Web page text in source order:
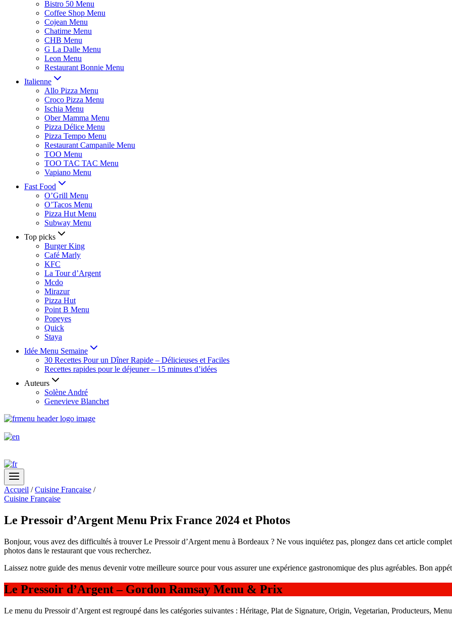
Bistro 50 Menu
Coffee Shop Menu
Cojean Menu
Chatime Menu
CHB Menu
G La Dalle Menu
Leon Menu
Restaurant Bonnie Menu
Italienne
Allo Pizza Menu
Croco Pizza Menu
Ischia Menu
Ober Mamma Menu
Pizza Délice Menu
Pizza Tempo Menu
Restaurant Campanile Menu
TOO Menu
TOO TAC TAC Menu
Vapiano Menu
Fast Food
O’Grill Menu
O’Tacos Menu
Pizza Hut Menu
Subway Menu
Top picks
Burger King
Café Marly
KFC
La Tour d’Argent
Mcdo
Mirazur
Pizza Hut
Point B Menu
Popeyes
Quick
Staya
Idée Menu Semaine
30 Recettes Pour un Dîner Rapide – Délicieuses et Faciles
Recettes rapides pour le déjeuner – 15 minutes d’idées
Auteurs
Solène André
Genevieve Blanchet
Accueil / Cuisine Française /
Cuisine Française
Le Pressoir d’Argent Menu Prix France 2024 et Photos
Bonjour, vous avez des difficultés à trouver Le Pressoir d’Argent menu à Bordeaux ? Ne vous inquiétez pas, plongez dans cet article
photos dans le restaurant que vous recherchez.
Laissez notre guide des menus devenir votre meilleure source pour vous assurer une expérience gastronomique des plus agréables. Bon
Le Pressoir d’Argent – Gordon Ramsay Menu & Prix
Le menu du Pressoir d’Argent est regroupé dans les catégories suivantes : Héritage, Plat de Signature, Origin, Vegetarian, Producteurs,